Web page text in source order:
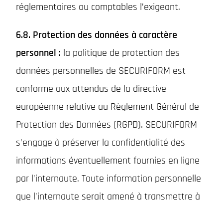
réglementaires ou comptables l’exigeant.
6.8. Protection des données à caractère
personnel : la politique de protection des
données personnelles de SECURIFORM est
conforme aux attendus de la directive
européenne relative au Règlement Général de
Protection des Données (RGPD). SECURIFORM
s’engage à préserver la confidentialité des
informations éventuellement fournies en ligne
par l’internaute. Toute information personnelle
que l’internaute serait amené à transmettre à